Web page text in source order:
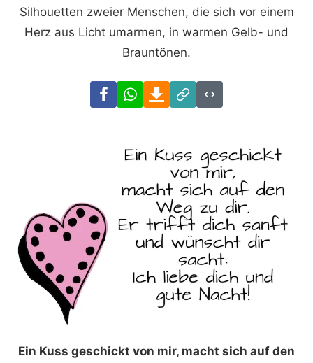
Silhouetten zweier Menschen, die sich vor einem
Herz aus Licht umarmen, in warmen Gelb- und
Brauntönen.
FacebookWhatsAppDownload
Link
Code
Ein Kuss geschickt von mir, macht sich auf den